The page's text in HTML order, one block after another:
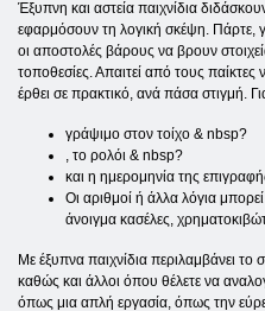
Έξυπνη και αστεία παιχνίδια
εφαρμόσουν τη λογική σκέψη. Πάρτε,
οι αποστολές βάρους να βρουν
τοποθεσίες. Απαιτεί από τους παίκτες
έρθει σε πρακτικό, ανά πάσα στιγμή.
γράψιμο στον τοίχο & nbsp?
, το ρολόι & nbsp?
και η ημερομηνία της
Οι αριθμοί ή άλλα λόγια
άνοιγμα κασέλες,
Με έξυπνα παιχνίδια περιλαμβάνει το
καθώς και άλλοι όπου θέλετε να
όπως μια απλή εργασία, όπως την